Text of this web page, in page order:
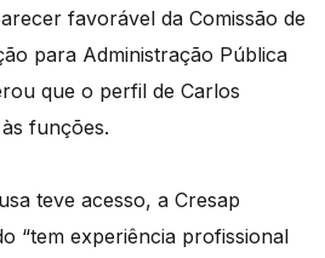
favorável da Comissão de
para Administração Pública
que o perfil de Carlos
funções.
teve acesso, a Cresap
“tem experiência profissional